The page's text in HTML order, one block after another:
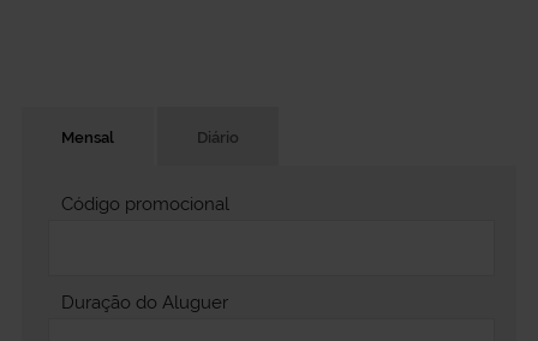
Mensal Diário
Duração do Aluguer
Código promocional